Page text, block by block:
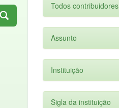
Todos contribuidores
Assunto
Instituição
Sigla da instituição